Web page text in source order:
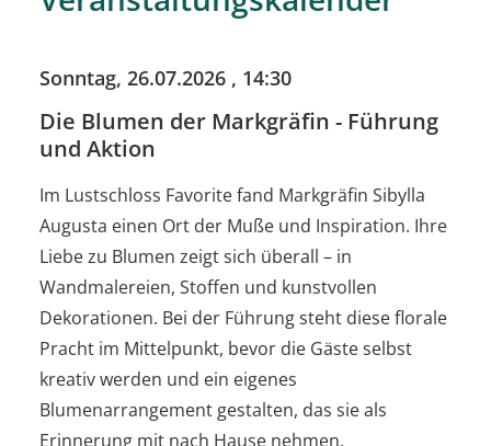
Sonntag, 26.07.2026 , 14:30
Die Blumen der Markgräfin - Führung
und Aktion
Im Lustschloss Favorite fand Markgräfin Sibylla
Augusta einen Ort der Muße und Inspiration. Ihre
Liebe zu Blumen zeigt sich überall – in
Wandmalereien, Stoffen und kunstvollen
Dekorationen. Bei der Führung steht diese florale
Pracht im Mittelpunkt, bevor die Gäste selbst
kreativ werden und ein eigenes
Blumenarrangement gestalten, das sie als
Erinnerung mit nach Hause nehmen.